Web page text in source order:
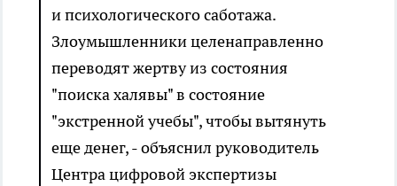
и психологического саботажа.
Злоумышленники целенаправленно
переводят жертву из состояния
"поиска халявы" в состояние
"экстренной учебы", чтобы вытянуть
еще денег, - объяснил руководитель
Центра цифровой экспертизы